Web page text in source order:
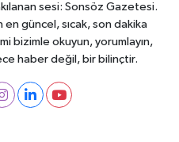
sesi: Sonsöz Gazetesi.
güncel, sıcak, son dakika
bizimle okuyun, yorumlayın,
haber değil, bir bilinçtir.